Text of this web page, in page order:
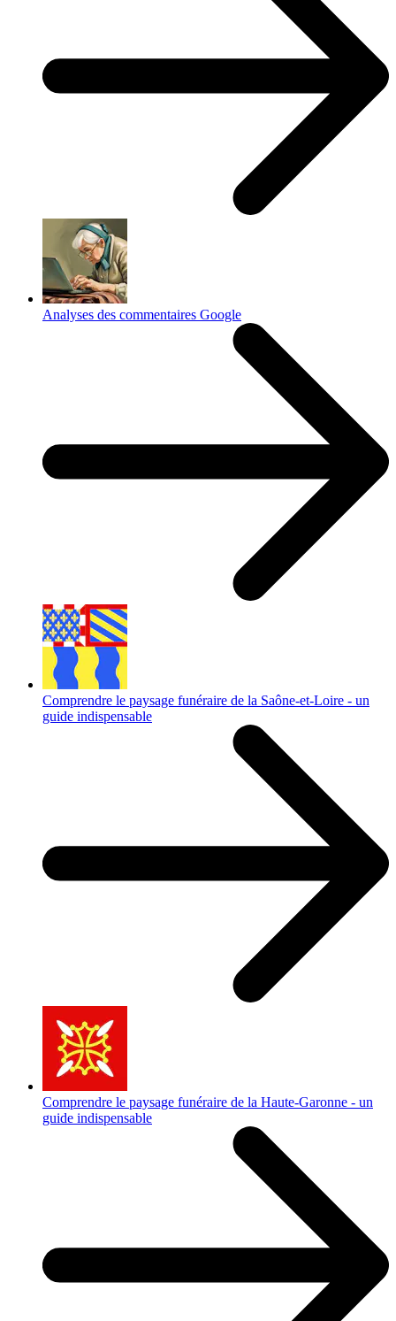
Analyses des commentaires Google
Comprendre le paysage funéraire de la Saône-et-Loire - un
guide indispensable
Comprendre le paysage funéraire de la Haute-Garonne - un
guide indispensable